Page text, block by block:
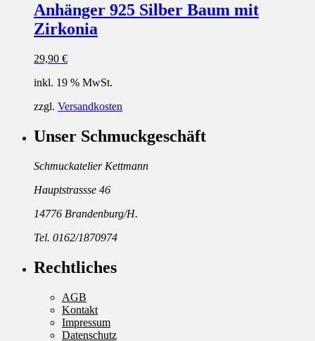
Anhänger 925 Silber Baum mit
Zirkonia
29,90 €
inkl. 19 % MwSt.
zzgl. Versandkosten
Unser Schmuckgeschäft
Schmuckatelier Kettmann
Hauptstrassse 46
14776 Brandenburg/H.
Tel. 0162/1870974
Rechtliches
AGB
Kontakt
Impressum
Datenschutz